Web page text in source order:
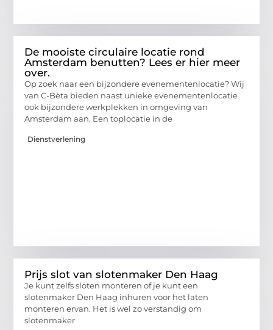
De mooiste circulaire locatie rond
Amsterdam benutten? Lees er hier meer
over.
Op zoek naar een bijzondere evenementenlocatie? Wij
van C-Bèta bieden naast unieke evenementenlocatie
ook bijzondere werkplekken in omgeving van
Amsterdam aan. Een toplocatie in de
Dienstverlening
Prijs slot van slotenmaker Den Haag
Je kunt zelfs sloten monteren of je kunt een
slotenmaker Den Haag inhuren voor het laten
monteren ervan. Het is wel zo verstandig om
slotenmaker